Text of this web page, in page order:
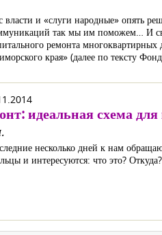
власти и «слуги народные» опять
так мы им поможем… И
ремонта
края» (далее по тексту
идеальная схема
несколько дней к нам
и интересуются: что это?